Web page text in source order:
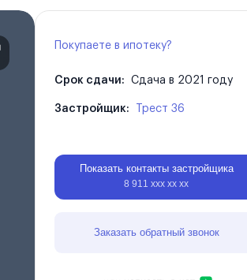
Покупаете в ипотеку?
Срок сдачи: Сдача в 2021 году
Застройщик: Трест 36
Показать контакты застройщика
8 911 ххх хх хх
Заказать обратный звонок